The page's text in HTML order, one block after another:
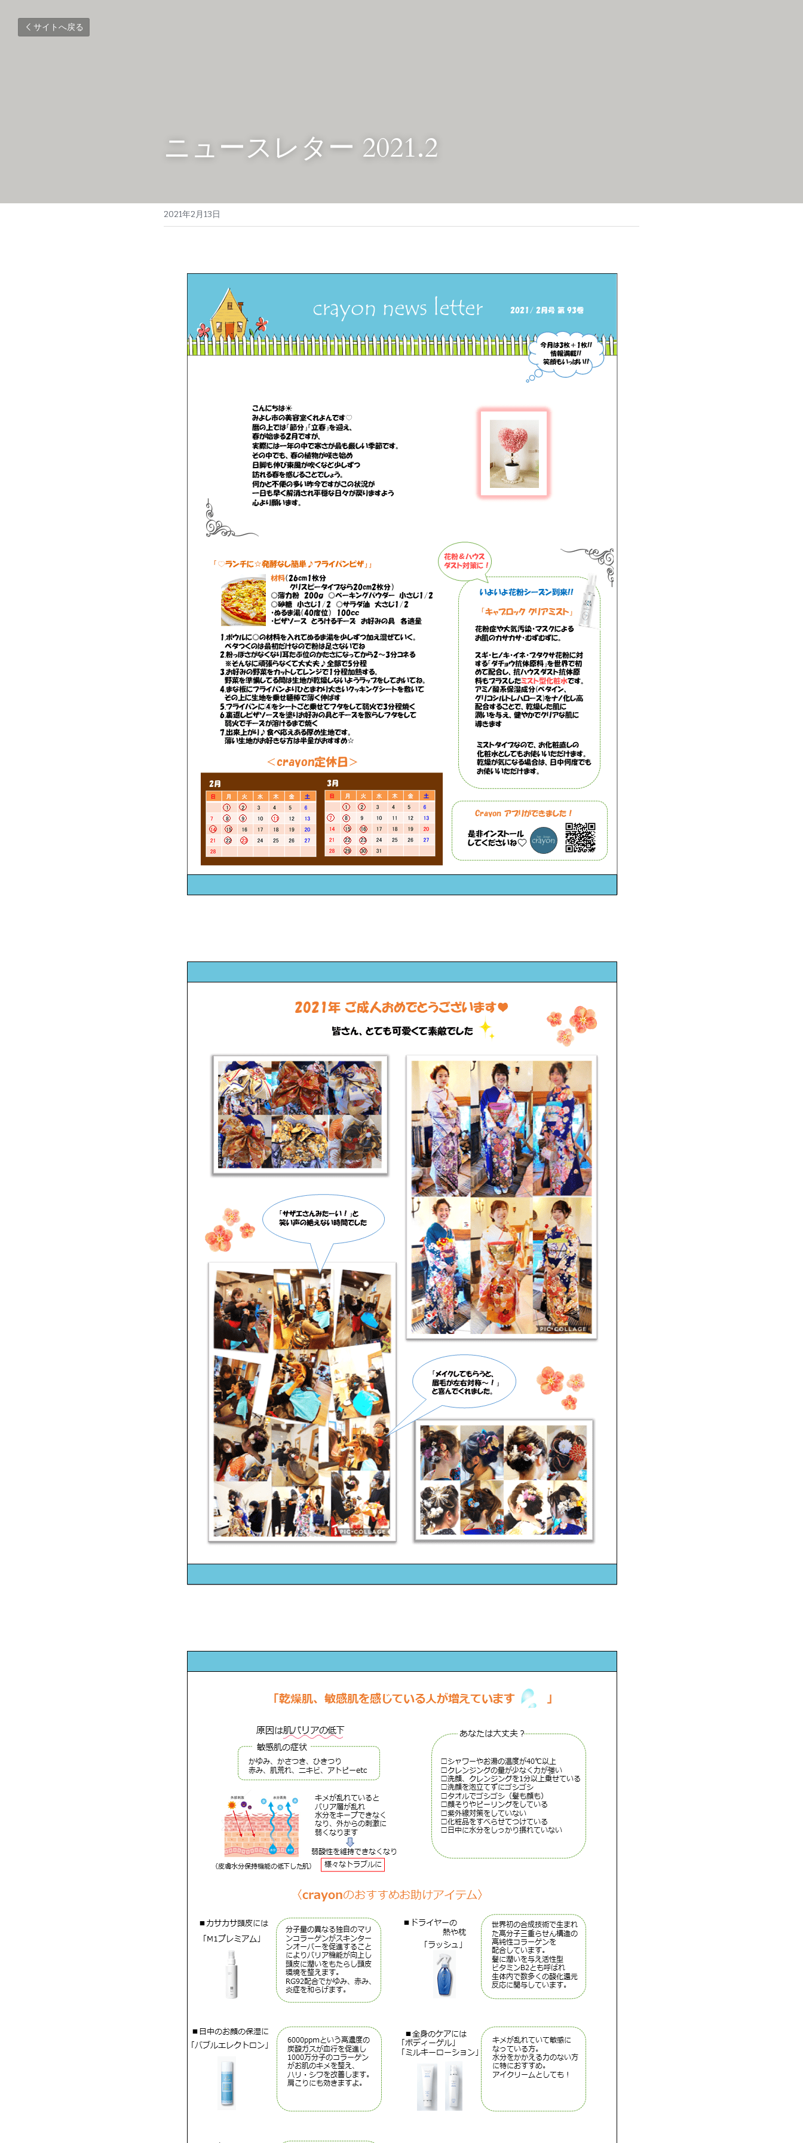
サイトへ戻る
ニュースレター 2021.2
2021年2月13日